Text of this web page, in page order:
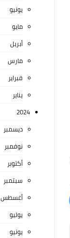
يونيو
مايو
أبريل
مارس
فبراير
يناير
2024
ديسمبر
نوفمبر
أكتوبر
سبتمبر
أغسطس
يوليو
يونيو